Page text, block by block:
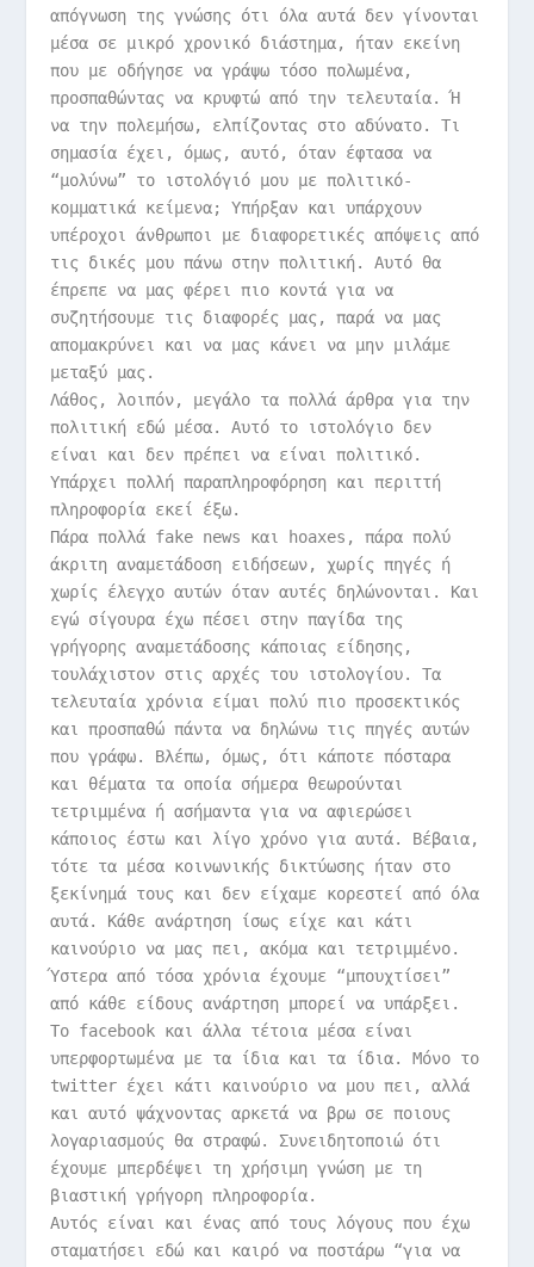
απόγνωση της γνώσης ότι όλα αυτά δεν γίνονται
μέσα σε μικρό χρονικό διάστημα, ήταν εκείνη
που με οδήγησε να γράψω τόσο πολωμένα,
προσπαθώντας να κρυφτώ από την τελευταία. Ή
να την πολεμήσω, ελπίζοντας στο αδύνατο. Τι
σημασία έχει, όμως, αυτό, όταν έφτασα να
“μολύνω” το ιστολόγιό μου με πολιτικό-
κομματικά κείμενα; Υπήρξαν και υπάρχουν
υπέροχοι άνθρωποι με διαφορετικές απόψεις από
τις δικές μου πάνω στην πολιτική. Αυτό θα
έπρεπε να μας φέρει πιο κοντά για να
συζητήσουμε τις διαφορές μας, παρά να μας
απομακρύνει και να μας κάνει να μην μιλάμε
μεταξύ μας.
Λάθος, λοιπόν, μεγάλο τα πολλά άρθρα για την
πολιτική εδώ μέσα. Αυτό το ιστολόγιο δεν
είναι και δεν πρέπει να είναι πολιτικό.
Υπάρχει πολλή παραπληροφόρηση και περιττή
πληροφορία εκεί έξω.
Πάρα πολλά fake news και hoaxes, πάρα πολύ
άκριτη αναμετάδοση ειδήσεων, χωρίς πηγές ή
χωρίς έλεγχο αυτών όταν αυτές δηλώνονται. Και
εγώ σίγουρα έχω πέσει στην παγίδα της
γρήγορης αναμετάδοσης κάποιας είδησης,
τουλάχιστον στις αρχές του ιστολογίου. Τα
τελευταία χρόνια είμαι πολύ πιο προσεκτικός
και προσπαθώ πάντα να δηλώνω τις πηγές αυτών
που γράφω. Βλέπω, όμως, ότι κάποτε πόσταρα
και θέματα τα οποία σήμερα θεωρούνται
τετριμμένα ή ασήμαντα για να αφιερώσει
κάποιος έστω και λίγο χρόνο για αυτά. Βέβαια,
τότε τα μέσα κοινωνικής δικτύωσης ήταν στο
ξεκίνημά τους και δεν είχαμε κορεστεί από όλα
αυτά. Κάθε ανάρτηση ίσως είχε και κάτι
καινούριο να μας πει, ακόμα και τετριμμένο.
Ύστερα από τόσα χρόνια έχουμε “μπουχτίσει”
από κάθε είδους ανάρτηση μπορεί να υπάρξει.
Το facebook και άλλα τέτοια μέσα είναι
υπερφορτωμένα με τα ίδια και τα ίδια. Μόνο το
twitter έχει κάτι καινούριο να μου πει, αλλά
και αυτό ψάχνοντας αρκετά να βρω σε ποιους
λογαριασμούς θα στραφώ. Συνειδητοποιώ ότι
έχουμε μπερδέψει τη χρήσιμη γνώση με τη
βιαστική γρήγορη πληροφορία.
Αυτός είναι και ένας από τους λόγους που έχω
σταματήσει εδώ και καιρό να ποστάρω “για να